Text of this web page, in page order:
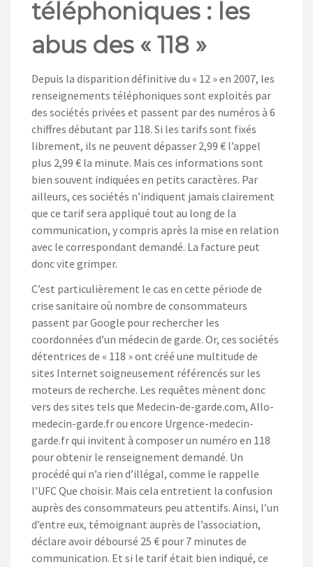
NOS ACTIONS
CONTACT
téléphoniques : les
abus des « 118 »
Depuis la disparition définitive du « 12 » en 2007, les
renseignements téléphoniques sont exploités par
des sociétés privées et passent par des numéros à 6
chiffres débutant par 118. Si les tarifs sont fixés
librement, ils ne peuvent dépasser 2,99 € l’appel
plus 2,99 € la minute. Mais ces informations sont
bien souvent indiquées en petits caractères. Par
ailleurs, ces sociétés n’indiquent jamais clairement
que ce tarif sera appliqué tout au long de la
communication, y compris après la mise en relation
avec le correspondant demandé. La facture peut
donc vite grimper.
C’est particulièrement le cas en cette période de
crise sanitaire où nombre de consommateurs
passent par Google pour rechercher les
coordonnées d’un médecin de garde. Or, ces sociétés
détentrices de « 118 » ont créé une multitude de
sites Internet soigneusement référencés sur les
moteurs de recherche. Les requêtes mènent donc
vers des sites tels que Medecin-de-garde.com, Allo-
medecin-garde.fr ou encore Urgence-medecin-
garde.fr qui invitent à composer un numéro en 118
pour obtenir le renseignement demandé. Un
procédé qui n’a rien d’illégal, comme le rappelle
l’UFC Que choisir. Mais cela entretient la confusion
auprès des consommateurs peu attentifs. Ainsi, l’un
d’entre eux, témoignant auprès de l’association,
déclare avoir déboursé 25 € pour 7 minutes de
communication. Et si le tarif était bien indiqué, ce